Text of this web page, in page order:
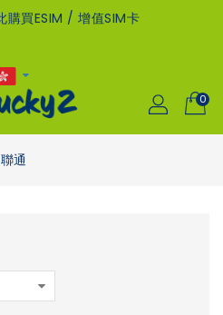
購買eSIM / 增值SIM卡
0
通